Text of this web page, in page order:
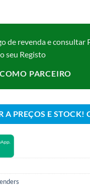
de revenda e consultar
seu Registo
PARCEIRO
A PREÇOS E STOCK!